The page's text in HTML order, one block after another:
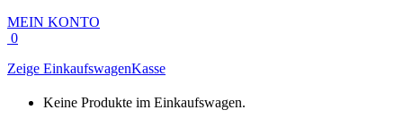
MEIN KONTO
0
Zeige EinkaufswagenKasse
Keine Produkte im Einkaufswagen.